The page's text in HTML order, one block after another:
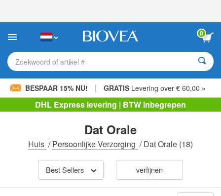
Deze
bevat
toegankelijkheidssysteem.
0
Zoekwoord of artikel #
BESPAAR 15% NU! | GRATIS Levering over € 60,00 »
DHL Express levering | BTW inbegrepen
Dat Orale
Huis /Persoonlijke Verzorging /Dat Orale (18)
Best Sellers verfijnen